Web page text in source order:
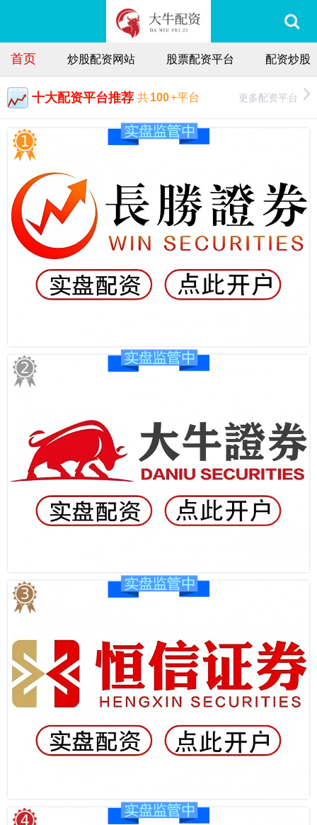
首页 炒股配资网站 股票配资平台 配资炒股
十大配资平台推荐 共100+平台 更多配资平台